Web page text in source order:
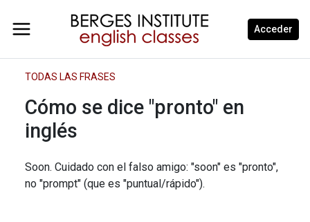
Acceder
TODAS LAS FRASES
Cómo se dice "pronto" en
inglés
Soon. Cuidado con el falso amigo: "soon" es "pronto",
no "prompt" (que es "puntual/rápido").